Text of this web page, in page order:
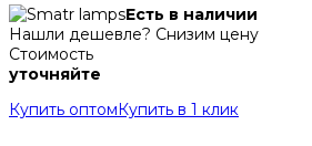
Есть в наличии
Нашли дешевле? Снизим цену
Стоимость
уточняйте
Купить оптом Купить в 1 клик